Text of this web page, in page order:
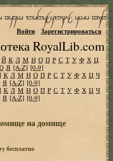
RoyalLib.com
Войти Зарегистрироваться
Й К Л М Н О П Р С Т У Ф Х Ц
Я [A-Z] [0-9]
К Л М Н О П Р С Т У Ф Х Ц Ч
Я [A-Z] [0-9]
К Л М Н О П Р С Т У Ф Х Ц Ч
Я [A-Z] [0-9]
на домище
бесплатно